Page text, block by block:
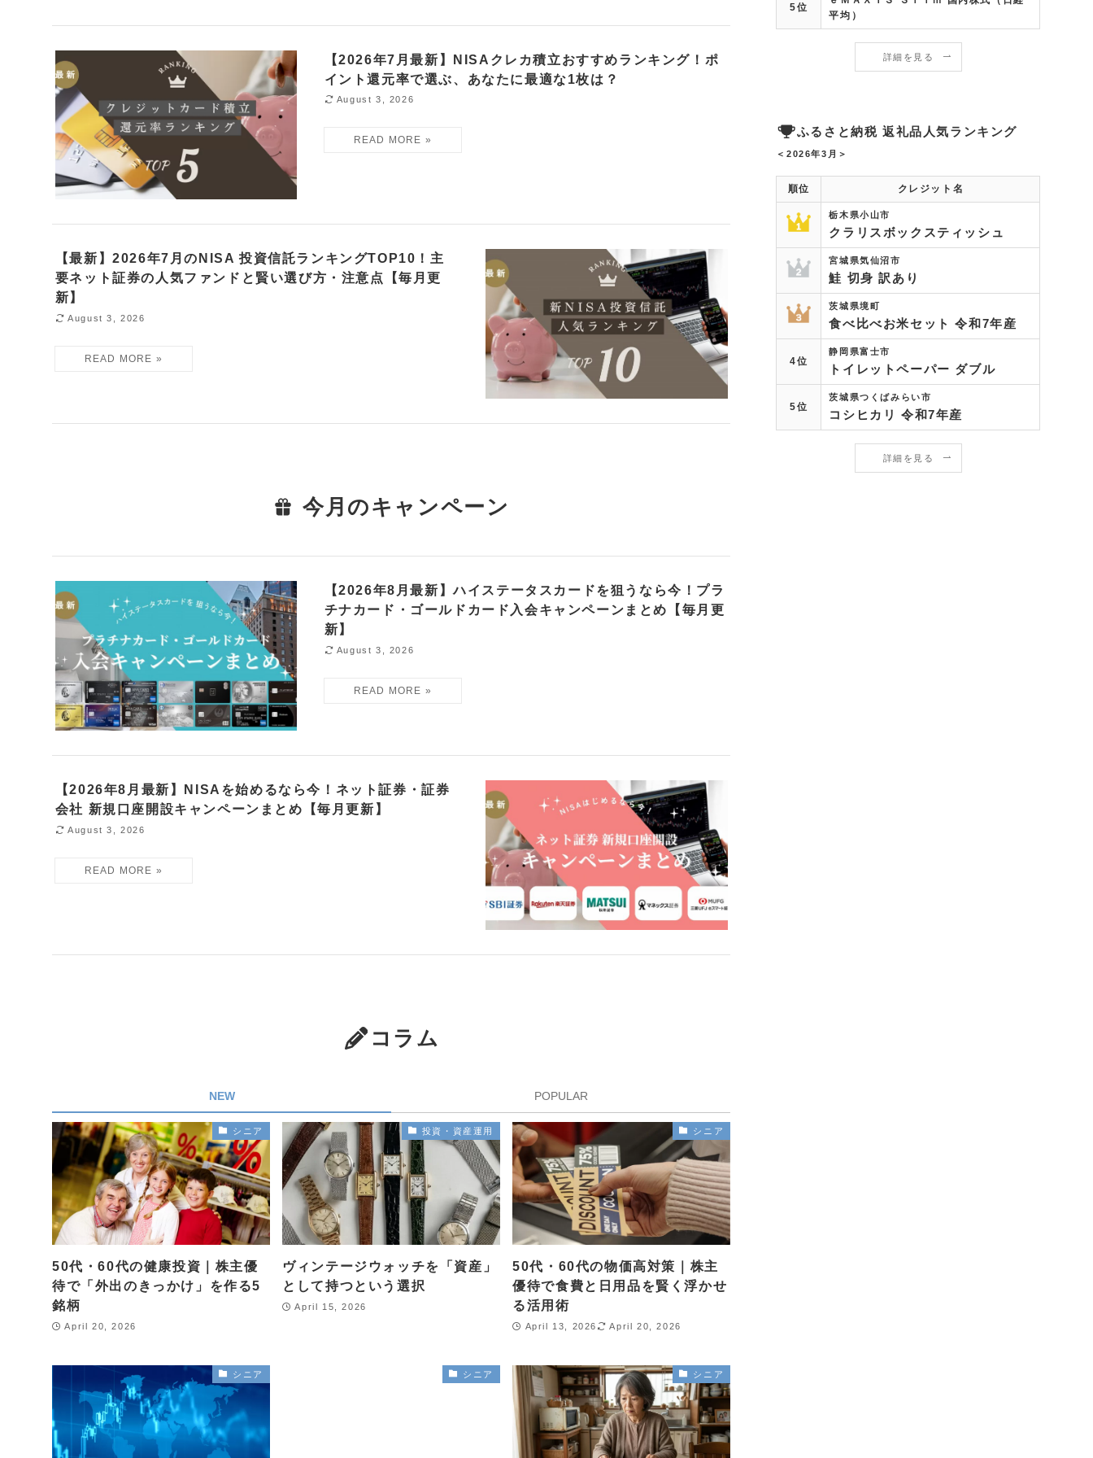
【2026年7月最新】NISAクレカ積立おすすめランキング！ポ
イント還元率で選ぶ、あなたに最適な1枚は？
August 3, 2026
【最新】2026年7月のNISA 投資信託ランキングTOP10！主
要ネット証券の人気ファンドと賢い選び方・注意点【毎月更
新】
August 3, 2026
今月のキャンペーン
【2026年8月最新】ハイステータスカードを狙うなら今！プラ
チナカード・ゴールドカード入会キャンペーンまとめ【毎月更
新】
August 3, 2026
【2026年8月最新】NISAを始めるなら今！ネット証券・証券
会社 新規口座開設キャンペーンまとめ【毎月更新】
August 3, 2026
コラム
NEW POPULAR
シニア
50代・60代の健康投資｜株主優
待で「外出のきっかけ」を作る5
銘柄
April 20, 2026
投資・資産運用
ヴィンテージウォッチを「資産」
として持つという選択
April 15, 2026
シニア
50代・60代の物価高対策｜株主
優待で食費と日用品を賢く浮かせ
る活用術
April 13, 2026 April 20, 2026
シニア シニア シニア
5位
平均）
詳細を見る
ふるさと納税 返礼品人気ランキング
＜2026年3月＞
順位 クレジット名
栃木県小山市
クラリスボックスティッシュ
宮城県気仙沼市
鮭 切身 訳あり
茨城県境町
食べ比べお米セット 令和7年産
4位
静岡県富士市
トイレットペーパー ダブル
5位
茨城県つくばみらい市
コシヒカリ 令和7年産
詳細を見る